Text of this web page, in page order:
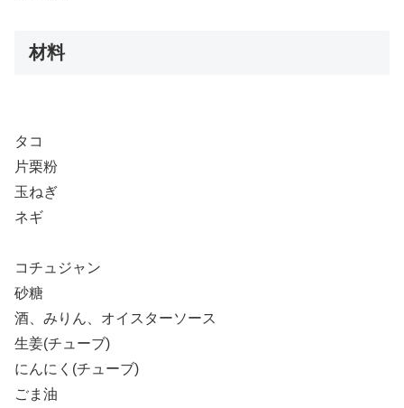
材料
タコ
片栗粉
玉ねぎ
ネギ
コチュジャン
砂糖
酒、みりん、オイスターソース
生姜(チューブ)
にんにく(チューブ)
ごま油